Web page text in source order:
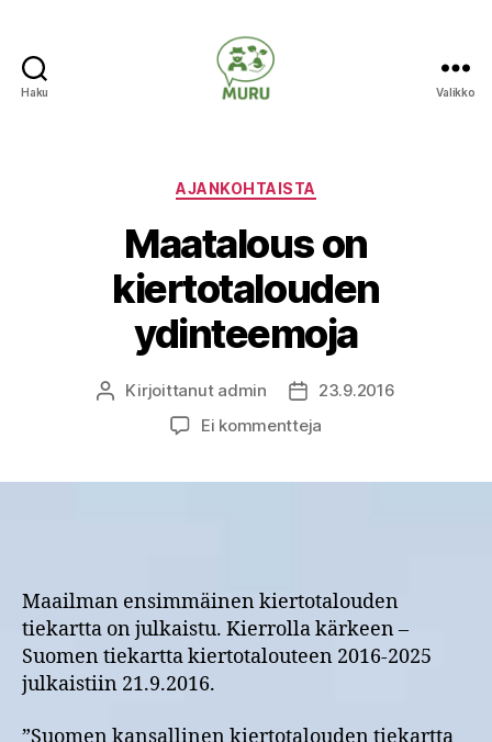
Haku Valikko
Kategoriat
AJANKOHTAISTA
Maatalous on
kiertotalouden
ydinteemoja
Kirjoittaja
Kirjoittanut admin Julkaisupäivämäärä
23.9.2016
Ei kommentteja
Maailman ensimmäinen kiertotalouden
tiekartta on julkaistu. Kierrolla kärkeen –
Suomen tiekartta kiertotalouteen 2016-2025
julkaistiin 21.9.2016.
”Suomen kansallinen kiertotalouden tiekartta